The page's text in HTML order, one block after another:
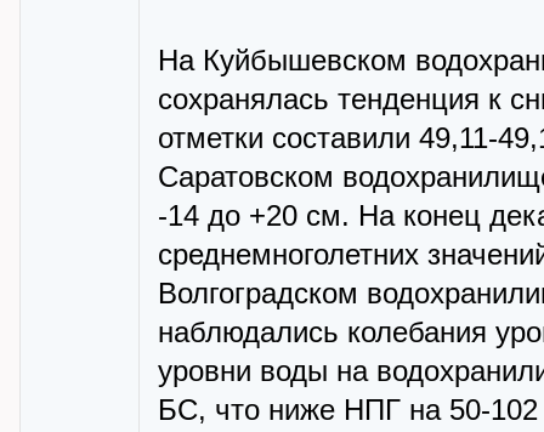
На Куйбышевском
сохранялась тенденция к
отметки составили 49,11-
Саратовском
-14 до +20 см. На конец
среднемноголетних
Волгоградском
наблюдались колебания
уровни воды на
БС, что ниже НПГ на 50-